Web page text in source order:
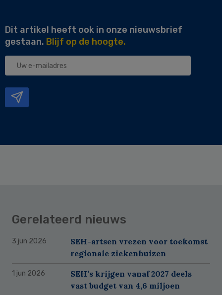
Dit artikel heeft ook in onze nieuwsbrief
gestaan. Blijf op de hoogte.
Uw
Gerelateerd nieuws
3 jun 2026
SEH-artsen vrezen voor toekomst
regionale ziekenhuizen
1 jun 2026
SEH’s krijgen vanaf 2027 deels
vast budget van 4,6 miljoen